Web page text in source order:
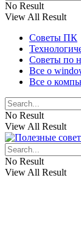
No Result
View All Result
Советы ПК
Советы по
Все о
Все о
No Result
View All Result
No Result
View All Result